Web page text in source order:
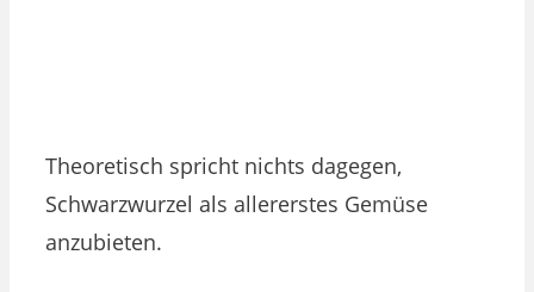
Theoretisch spricht nichts dagegen,
Schwarzwurzel als allererstes Gemüse
anzubieten.